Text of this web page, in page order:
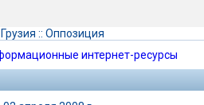
Грузия :: Оппозиция
интернет-ресурсы